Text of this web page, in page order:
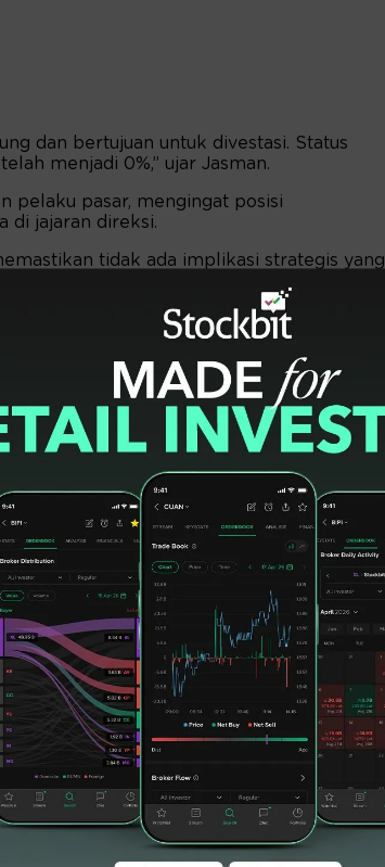
dan bertujuan untuk divestasi. Status
menjadi 0%,” ujar Jasman.
pelaku pasar, mengingat posisi
di jajaran direksi.
tidak ada implikasi strategis yang
saham PNBN saat ini masih didominasi
46,04% saham atau sekitar
PTY Ltd. dengan porsi 38,82% atau 9,35